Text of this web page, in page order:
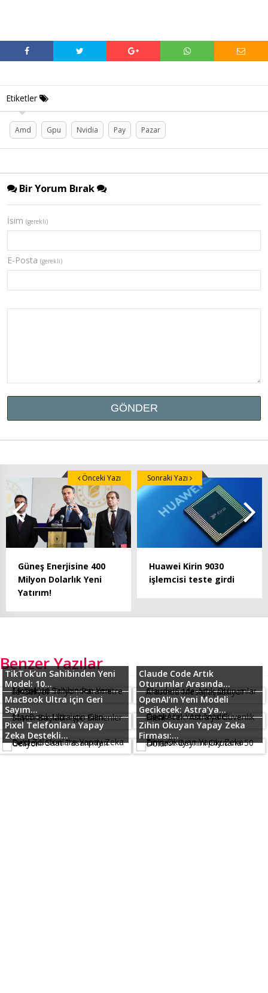
Etiketler
Amd Gpu Nvidia Pay Pazar
Bir Yorum Bırak
İsim (gerekli)
E-Posta (gerekli)
Güneş Enerjisine 400
Milyon Dolarlık Yeni
Yatırım!
Önceki Yazı
Huawei Kirin 9030
işlemcisi teste girdi
Sonraki Yazı
Benzer Yazılar
TikTok’un Sahibinden Yeni
Model: 10...
Claude Code Artık
Oturumlar Arasında...
MacBook Ultra için Geri
Sayım...
OpenAI’ın Yeni Modeli
Gecikecek: Astra’ya...
Pixel Telefonlara Yapay
Zeka Destekli...
Zihin Okuyan Yapay Zeka
Firması:...